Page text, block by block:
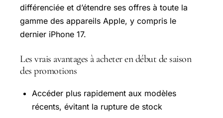
différenciée et d’étendre ses offres à toute la
gamme des appareils Apple, y compris le
dernier iPhone 17.
Les vrais avantages à acheter en début de saison
des promotions
Accéder plus rapidement aux modèles
récents, évitant la rupture de stock